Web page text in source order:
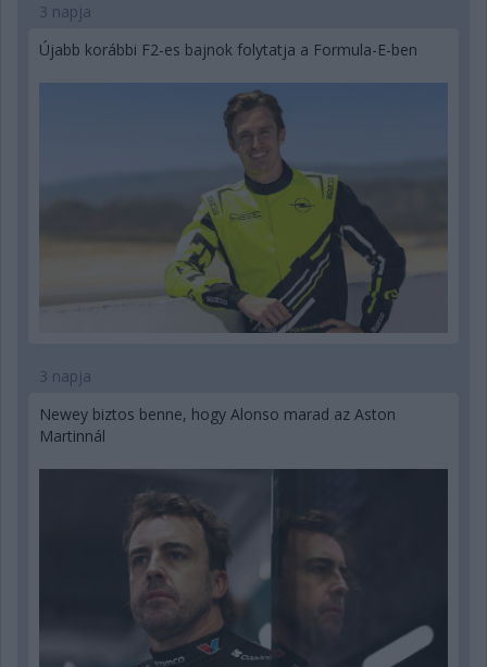
3 napja
Újabb korábbi F2-es bajnok folytatja a Formula-E-ben
3 napja
Newey biztos benne, hogy Alonso marad az Aston
Martinnál